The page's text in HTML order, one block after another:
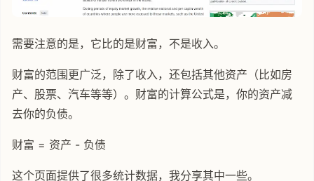
需要注意的是，它比的是财富，不是收入。
财富的范围更广泛，除了收入，还包括其他资产（比如房
产、股票、汽车等等）。财富的计算公式是，你的资产减
去你的负债。
财富 = 资产 - 负债
这个页面提供了很多统计数据，我分享其中一些。